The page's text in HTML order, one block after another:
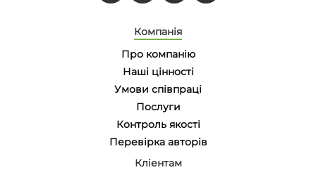
Компанія
Про компанію
Наші цінності
Умови співпраці
Послуги
Контроль якості
Перевірка авторів
Кліентам